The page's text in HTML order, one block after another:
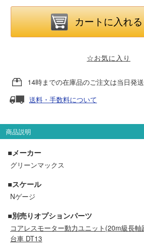
天賞堂
TTC
セール品・キャンペーン
セール商品
走行エリア別 鉄道模型車両リスト
中部
中国・四国 九州・
☆お気に入り
14時までの在庫品のご注文は当日発送
送料・手数料について
商品説明
■メーカー
グリーンマックス
■スケール
Nゲージ
■別売りオプションパーツ
コアレスモーター動力ユニット(20m級長軸
台車 DT13